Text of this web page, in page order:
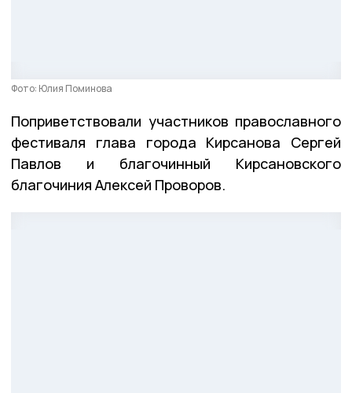
Фото: Юлия Поминова
Поприветствовали участников православного
фестиваля глава города Кирсанова Сергей
Павлов и благочинный Кирсановского
благочиния Алексей Проворов.